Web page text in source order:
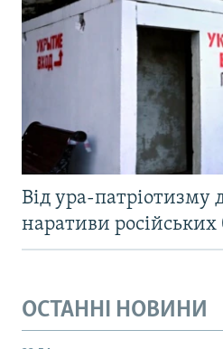
Від ура-патріотизму
наративи
ОСТАННІ НОВИНИ